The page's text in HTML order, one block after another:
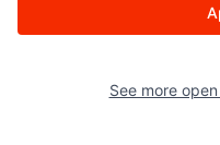
See more